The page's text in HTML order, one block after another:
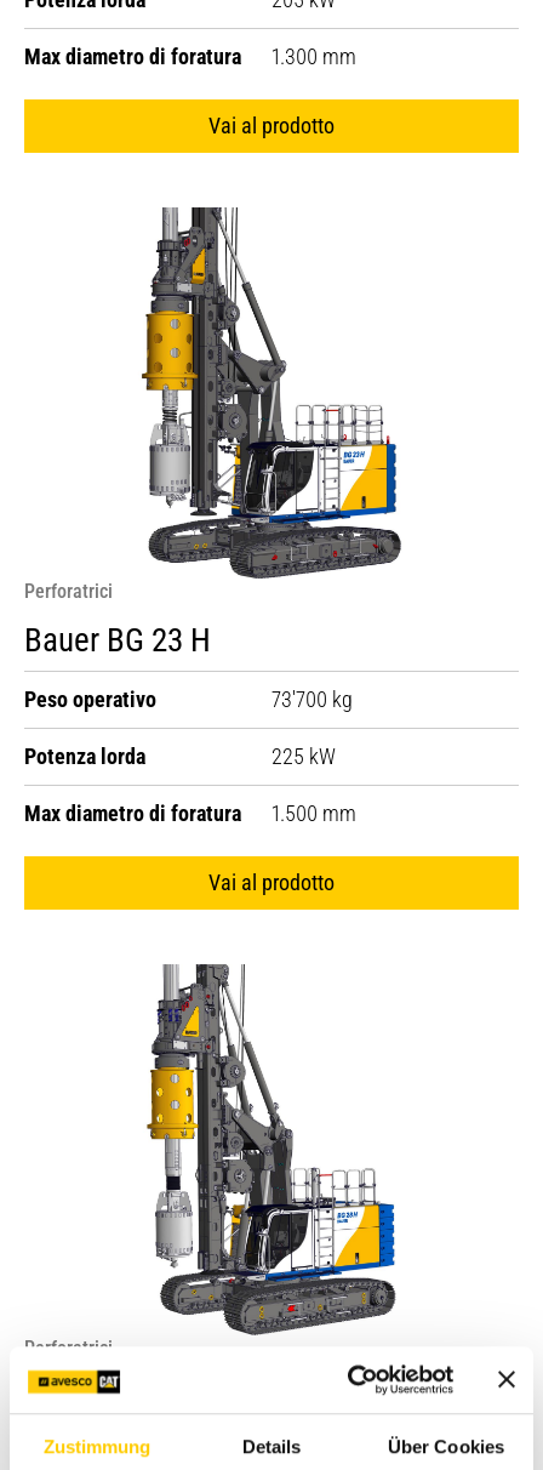
Zustimmung Details Über Cookies
Perforatrici
BG 28 H
Peso operativo 85'000 kg
Max diametro di foratura 1.300 mm
Vai al prodotto
Perforatrici
Bauer BG 23 H
Peso operativo 73'700 kg
Potenza lorda 225 kW
Max diametro di foratura 1.500 mm
Vai al prodotto